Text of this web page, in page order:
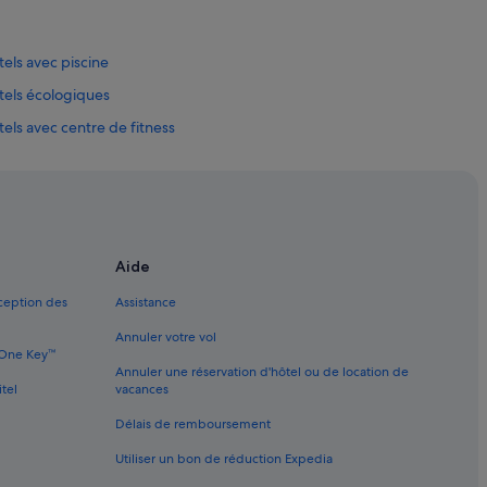
avec piscine
écologiques
avec centre de fitness
des
Key™
Aide
Assistance
Annuler votre vol
Annuler une réservation d'hôtel ou de location de
vacances
Délais de remboursement
Utiliser un bon de réduction Expedia